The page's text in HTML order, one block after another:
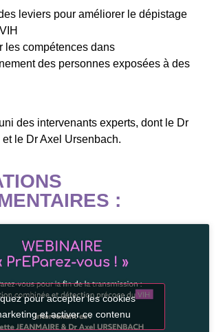
leviers pour améliorer le dépistage
les compétences dans
des personnes exposées à des
des intervenants experts, dont le Dr
le Dr Axel Ursenbach.
:
pour accepter les cookies
et activer ce contenu